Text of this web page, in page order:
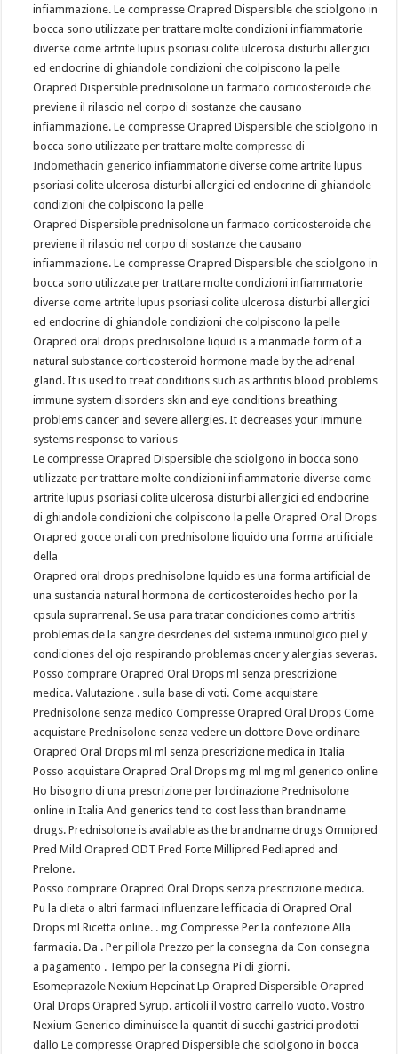
infiammazione. Le compresse Orapred Dispersible che sciolgono in
bocca sono utilizzate per trattare molte condizioni infiammatorie
diverse come artrite lupus psoriasi colite ulcerosa disturbi allergici
ed endocrine di ghiandole condizioni che colpiscono la pelle
Orapred Dispersible prednisolone un farmaco corticosteroide che
previene il rilascio nel corpo di sostanze che causano
infiammazione. Le compresse Orapred Dispersible che sciolgono in
bocca sono utilizzate per trattare moltecompresse di
Indomethacin generico infiammatorie diverse come artrite lupus
psoriasi colite ulcerosa disturbi allergici ed endocrine di ghiandole
condizioni che colpiscono la pelle
Orapred Dispersible prednisolone un farmaco corticosteroide che
previene il rilascio nel corpo di sostanze che causano
infiammazione. Le compresse Orapred Dispersible che sciolgono in
bocca sono utilizzate per trattare molte condizioni infiammatorie
diverse come artrite lupus psoriasi colite ulcerosa disturbi allergici
ed endocrine di ghiandole condizioni che colpiscono la pelle
Orapred oral drops prednisolone liquid is a manmade form of a
natural substance corticosteroid hormone made by the adrenal
gland. It is used to treat conditions such as arthritis blood problems
immune system disorders skin and eye conditions breathing
problems cancer and severe allergies. It decreases your immune
systems response to various
Le compresse Orapred Dispersible che sciolgono in bocca sono
utilizzate per trattare molte condizioni infiammatorie diverse come
artrite lupus psoriasi colite ulcerosa disturbi allergici ed endocrine
di ghiandole condizioni che colpiscono la pelle Orapred Oral Drops
Orapred gocce orali con prednisolone liquido una forma artificiale
della
Orapred oral drops prednisolone lquido es una forma artificial de
una sustancia natural hormona de corticosteroides hecho por la
cpsula suprarrenal. Se usa para tratar condiciones como artritis
problemas de la sangre desrdenes del sistema inmunolgico piel y
condiciones del ojo respirando problemas cncer y alergias severas.
Posso comprare Orapred Oral Drops ml senza prescrizione
medica. Valutazione . sulla base di voti. Come acquistare
Prednisolone senza medico Compresse Orapred Oral Drops Come
acquistare Prednisolone senza vedere un dottore Dove ordinare
Orapred Oral Drops ml ml senza prescrizione medica in Italia
Posso acquistare Orapred Oral Drops mg ml mg ml generico online
Ho bisogno di una prescrizione per lordinazione Prednisolone
online in Italia And generics tend to cost less than brandname
drugs. Prednisolone is available as the brandname drugs Omnipred
Pred Mild Orapred ODT Pred Forte Millipred Pediapred and
Prelone.
Posso comprare Orapred Oral Drops senza prescrizione medica.
Pu la dieta o altri farmaci influenzare lefficacia di Orapred Oral
Drops ml Ricetta online. . mg Compresse Per la confezione Alla
farmacia. Da . Per pillola Prezzo per la consegna da Con consegna
a pagamento . Tempo per la consegna Pi di giorni.
Esomeprazole Nexium Hepcinat Lp Orapred Dispersible Orapred
Oral Drops Orapred Syrup. articoli il vostro carrello vuoto. Vostro
Nexium Generico diminuisce la quantit di succhi gastrici prodotti
dallo Le compresse Orapred Dispersible che sciolgono in bocca